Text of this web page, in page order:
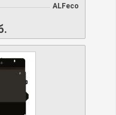
ALFeco